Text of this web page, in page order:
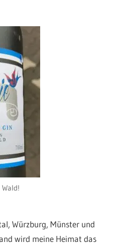
Würzburg, Münster und
wird meine Heimat das